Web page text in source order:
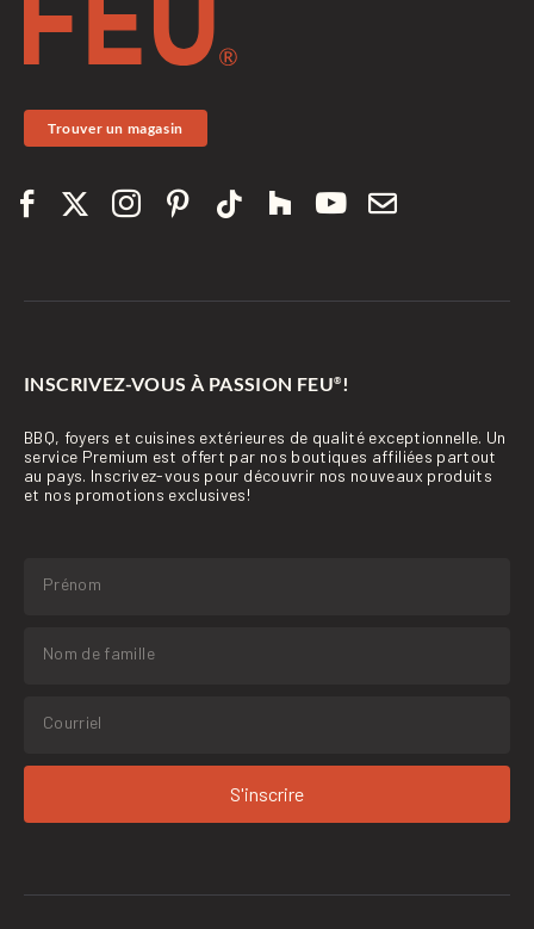
Trouver un magasin
INSCRIVEZ-VOUS À PASSION FEU® !
BBQ, foyers et cuisines extérieures de qualité exceptionnelle. Un
service Premium est offert par nos boutiques affiliées partout
au pays. Inscrivez-vous pour découvrir nos nouveaux produits
et nos promotions exclusives!
S'inscrire